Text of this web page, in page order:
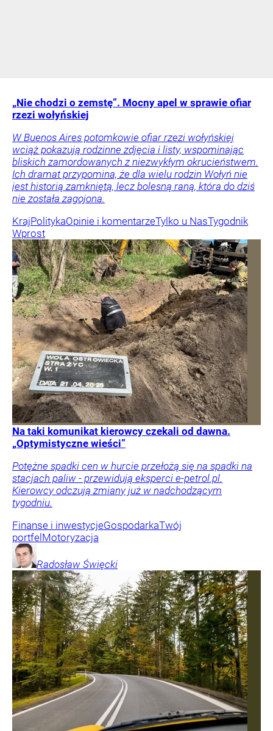
„Nie chodzi o zemstę”. Mocny apel w sprawie ofiar
rzezi wołyńskiej
W Buenos Aires potomkowie ofiar rzezi wołyńskiej
wciąż pokazują rodzinne zdjęcia i listy, wspominając
bliskich zamordowanych z niezwykłym okrucieństwem.
Ich dramat przypomina, że dla wielu rodzin Wołyń nie
jest historią zamkniętą, lecz bolesną raną, która do dziś
nie została zagojona.
KrajPolitykaOpinie i komentarzeTylko u NasTygodnik
Wprost
Na taki komunikat kierowcy czekali od dawna.
„Optymistyczne wieści”
Potężne spadki cen w hurcie przełożą się na spadki na
stacjach paliw - przewidują eksperci e-petrol.pl.
Kierowcy odczują zmiany już w nadchodzącym
tygodniu.
Finanse i inwestycjeGospodarkaTwój
portfel Motoryzacja
Radosław Święcki